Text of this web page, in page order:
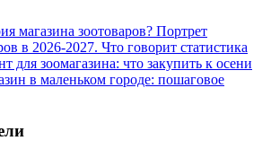
магазина зоотоваров? Портрет
в 2026-2027. Что говорит статистика
для зоомагазина: что закупить к осени
в маленьком городе: пошаговое